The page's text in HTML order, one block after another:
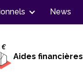
News
Aides financières